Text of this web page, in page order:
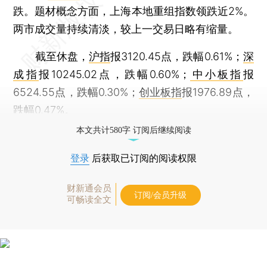
跌。题材概念方面，上海本地重组指数领跌近2%。
两市成交量持续清淡，较上一交易日略有缩量。
截至休盘， 沪指报3120.45点，跌幅0.61%； 深
成指报10245.02点，跌幅0.60%； 中小板指 报
6524.55点，跌幅0.30%； 创业板指报1976.89点，
跌幅0.47%。
本文共计580字 订阅后继续阅读
登录 后获取已订阅的阅读权限
财新通会员
可畅读全文
订阅/会员升级